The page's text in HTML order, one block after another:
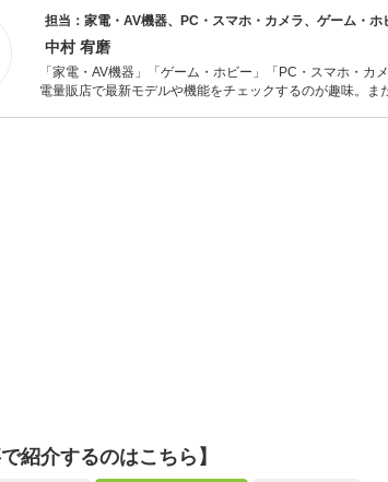
担当：家電・AV機器、PC・スマホ・カメラ、ゲーム・ホ
中村 宥磨
「家電・AV機器」「ゲーム・ホビー」「PC・スマホ・カ
電量販店で最新モデルや機能をチェックするのが趣味。
紹介するのはこちら】